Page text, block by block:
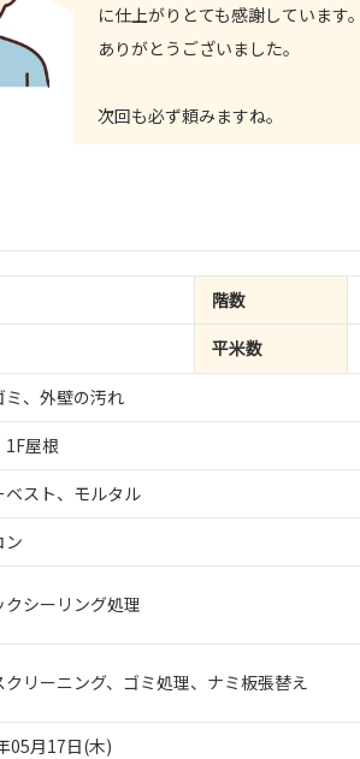
に仕上がりとても感謝しています。
ありがとうございました。
次回も必ず頼みますね。
階数
平米数
ミ、外壁の汚れ
1F屋根
ベスト、モルタル
ン
クシーリング処理
クリーニング、ゴミ処理、ナミ板張替え
05月17日(木)